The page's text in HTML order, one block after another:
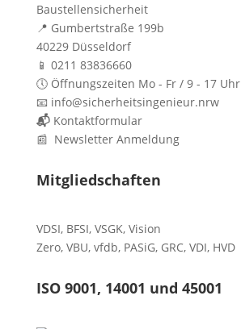
Baustellensicherheit
📍 Gumbertstraße 199b
40229 Düsseldorf
📱 0211 83836660
🕔 Öffnungszeiten Mo - Fr / 9 - 17 Uhr
📧 info@sicherheitsingenieur.nrw
📬 Kontaktformular
📰 Newsletter Anmeldung
Mitgliedschaften
VDSI, BFSI, VSGK, Vision
Zero, VBU, vfdb, PASiG, GRC, VDI, HVD
ISO 9001, 14001 und 45001